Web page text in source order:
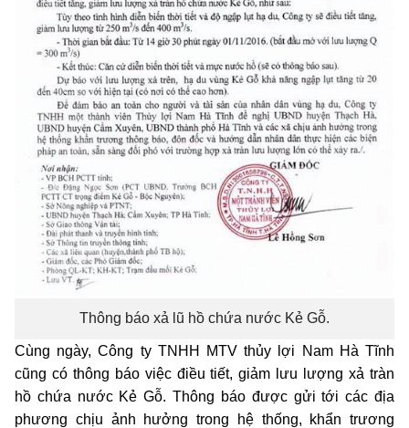
Thông báo xả lũ hồ chứa nước Kẻ Gỗ.
Cùng ngày, Công ty TNHH MTV thủy lợi Nam Hà Tĩnh
cũng có thông báo việc điều tiết, giảm lưu lượng xả tràn
hồ chứa nước Kẻ Gỗ. Thông báo được gửi tới các địa
phương chịu ảnh hưởng trong hệ thống, khẩn trương